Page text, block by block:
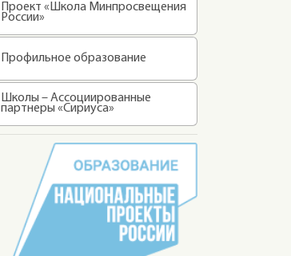
Проект «Школа Минпросвещения
России»
Профильное образование
Школы – Ассоциированные
партнеры «Сириуса»